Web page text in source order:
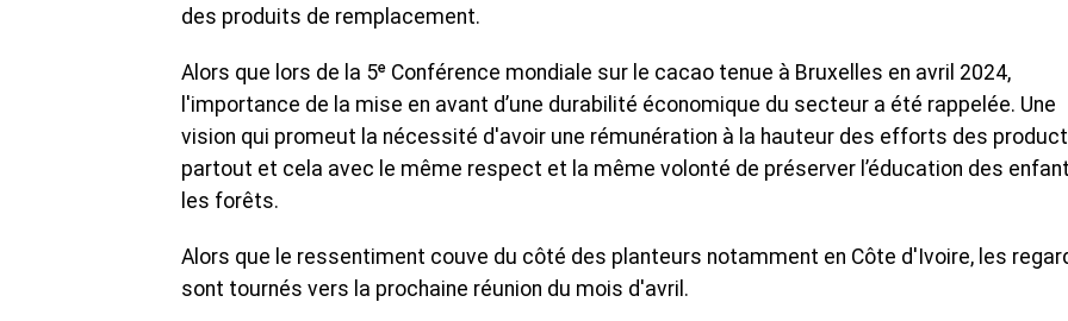
des produits de remplacement.
Alors que lors de la 5ᵉ Conférence mondiale sur le cacao tenue à Bruxelles en avril 2024,
l'importance de la mise en avant d’une durabilité économique du secteur a été rappelée. Une
vision qui promeut la nécessité d'avoir une rémunération à la hauteur des efforts des
partout et cela avec le même respect et la même volonté de préserver l’éducation des
les forêts.
Alors que le ressentiment couve du côté des planteurs notamment en Côte d'Ivoire, les
sont tournés vers la prochaine réunion du mois d'avril.